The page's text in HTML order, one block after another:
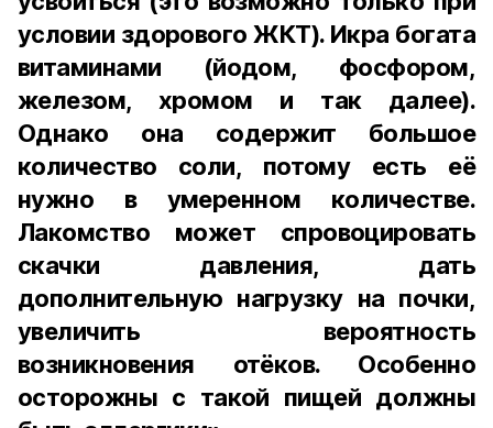
условии здорового ЖКТ). Икра богата
витаминами (йодом, фосфором,
железом, хромом и так далее).
Однако она содержит большое
количество соли, потому есть её
нужно в умеренном количестве.
Лакомство может спровоцировать
скачки давления, дать
дополнительную нагрузку на почки,
увеличить вероятность
возникновения отёков. Особенно
осторожны с такой пищей должны